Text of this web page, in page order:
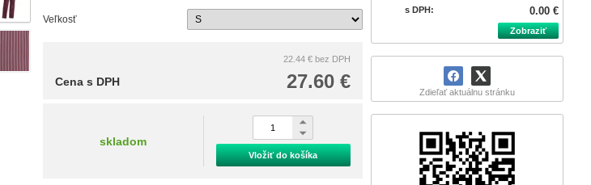
s DPH: 0.00 €
Zobraziť
Zdieľať aktuálnu stránku
Veľkosť
22.44 € bez DPH
27.60 €
Cena s DPH
skladom
Vložiť do košíka